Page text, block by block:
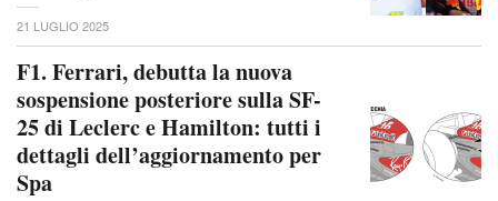
21 LUGLIO 2025
F1. Ferrari, debutta la nuova
sospensione posteriore sulla SF-
25 di Leclerc e Hamilton: tutti i
dettagli dell’aggiornamento per
Spa